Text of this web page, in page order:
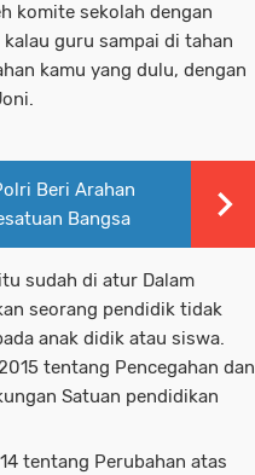
komite sekolah dengan
guru sampai di tahan
kamu yang dulu, dengan
Beri Arahan
Bangsa
sudah di atur Dalam
seorang pendidik tidak
anak didik atau siswa.
tentang Pencegahan dan
Satuan pendidikan
tentang Perubahan atas